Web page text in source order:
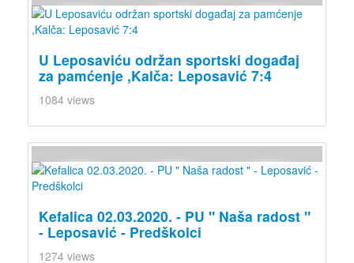
U Leposaviću održan sportski događaj
za pamćenje ,Kalča: Leposavić 7:4
1084 views
Kefalica 02.03.2020. - PU " Naša radost "
- Leposavić - Predškolci
1274 views